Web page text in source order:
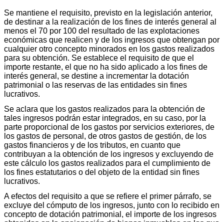
Se mantiene el requisito, previsto en la legislación anterior,
de destinar a la realización de los fines de interés general al
menos el 70 por 100 del resultado de las explotaciones
económicas que realicen y de los ingresos que obtengan por
cualquier otro concepto minorados en los gastos realizados
para su obtención. Se establece el requisito de que el
importe restante, el que no ha sido aplicado a los fines de
interés general, se destine a incrementar la dotación
patrimonial o las reservas de las entidades sin fines
lucrativos.
Se aclara que los gastos realizados para la obtención de
tales ingresos podrán estar integrados, en su caso, por la
parte proporcional de los gastos por servicios exteriores, de
los gastos de personal, de otros gastos de gestión, de los
gastos financieros y de los tributos, en cuanto que
contribuyan a la obtención de los ingresos y excluyendo de
este cálculo los gastos realizados para el cumplimiento de
los fines estatutarios o del objeto de la entidad sin fines
lucrativos.
A efectos del requisito a que se refiere el primer párrafo, se
excluye del cómputo de los ingresos, junto con lo recibido en
concepto de dotación patrimonial, el importe de los ingresos